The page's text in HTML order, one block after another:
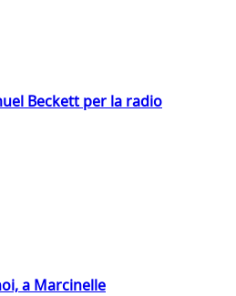
Beckett per la radio
a Marcinelle